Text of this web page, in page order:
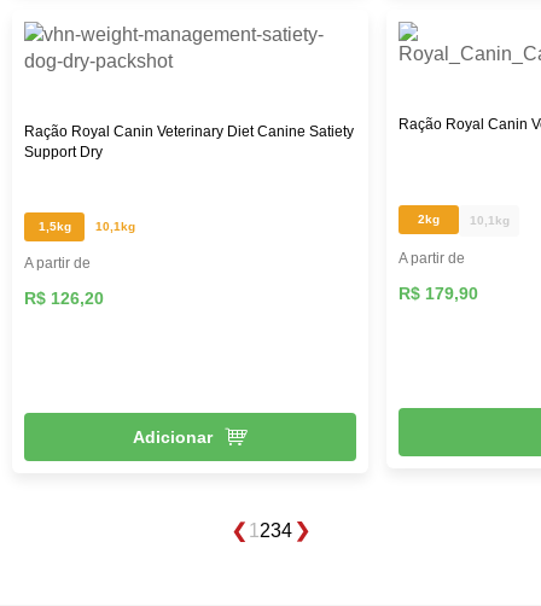
Ração Royal Canin Veterinary Diet Canine Satiety
Support Dry
1,5kg 10,1kg
A partir de
R$ 126,20
Adicionar
Ração Royal Canin
2kg 10,1kg
A partir de
R$ 179,90
1 234